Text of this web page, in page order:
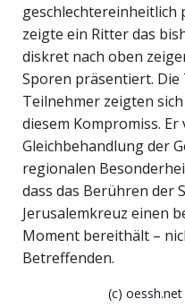
zeigte ein Ritter das
diskret nach oben
Sporen präsentiert.
Teilnehmer zeigten
diesem Kompromiss.
Gleichbehandlung der
regionalen
dass das Berühren der
Jerusalemkreuz einen
Moment bereithält –
Betreffenden.
(c)